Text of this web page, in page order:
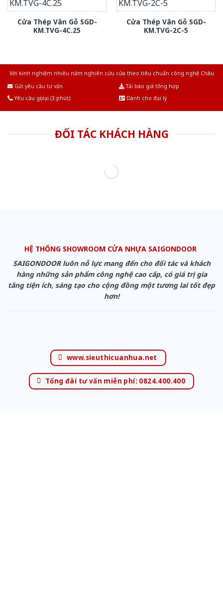
Cửa Thép Vân Gỗ SGD-
KM.TVG-4C.25
Cửa Thép Vân Gỗ SGD-
KM.TVG-2C-5
Với kinh nghiệm nhiêu năm nghiên cứu cửa theo tiêu chuẩn công nghệ Châu
Gửi yêu cầu tư vấn
Tải báo giá tổng hợp
Yêu cầu gọi lại (3 phút)
Dành cho đại lý
ĐỐI TÁC KHÁCH HÀNG
HỆ THỐNG SHOWROOM CỬA NHỰA SAIGONDOOR
SAIGONDOOR luôn nỗ lực mang đến cho đối tác và khách
hàng những sản phẩm công nghệ cao cấp, có giá trị gia
tăng tiện ích, sáng tạo cho cộng đồng một tương lai tốt đẹp
hơn!
www.sieuthicuanhua.net
Tổng đài tư vấn miễn phí: 0824.400.400